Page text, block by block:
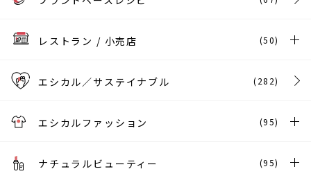
レストラン / 小売店 (50)
エシカル／サステイナブル (282)
エシカルファッション (95)
ナチュラルビューティー (95)